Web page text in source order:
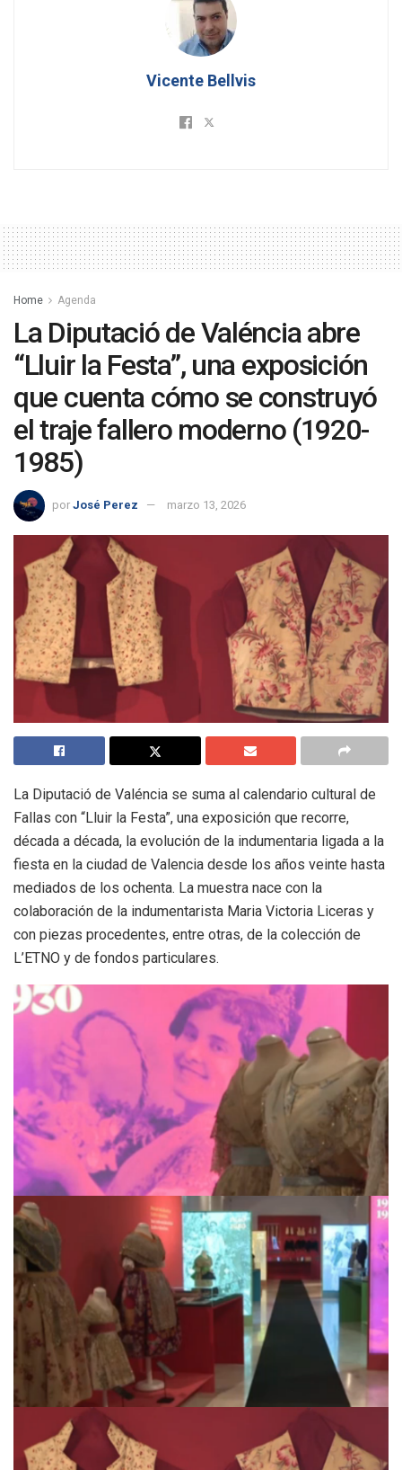
Vicente Bellvis
Home Agenda
La Diputació de Valéncia abre
“Lluir la Festa”, una exposición
que cuenta cómo se construyó
el traje fallero moderno (1920-
1985)
por José Perez marzo 13, 2026
La Diputació de Valéncia se suma al calendario cultural de
Fallas con “Lluir la Festa”, una exposición que recorre,
década a década, la evolución de la indumentaria ligada a la
fiesta en la ciudad de Valencia desde los años veinte hasta
mediados de los ochenta. La muestra nace con la
colaboración de la indumentarista Maria Victoria Liceras y
con piezas procedentes, entre otras, de la colección de
L’ETNO y de fondos particulares.